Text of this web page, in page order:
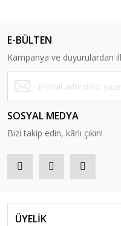
E-BÜLTEN
Kampanya ve duyurulardan
SOSYAL MEDYA
Bizi takip edin, kârlı çıkın!
ÜYELİK